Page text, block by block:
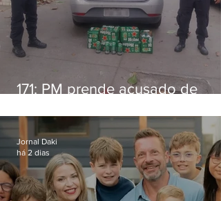
171: PM prende acusado de
Niterói
Jornal Daki
há 2 dias